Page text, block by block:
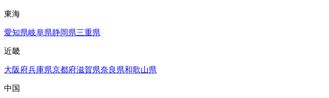
東海
愛知県岐阜県静岡県三重県
近畿
大阪府兵庫県京都府滋賀県奈良県和歌山県
中国